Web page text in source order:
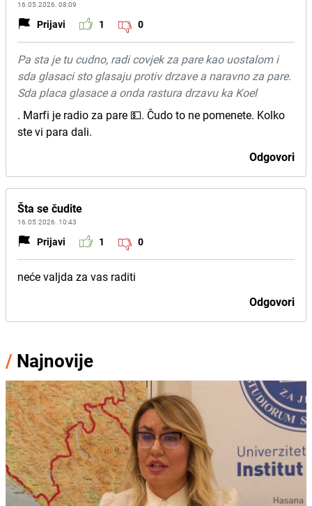
16.05.2026. 08:09
Prijavi 1 0
Pa sta je tu cudno, radi covjek za pare kao uostalom i
sda glasaci sto glasaju protiv drzave a naravno za pare.
Sda placa glasace a onda rastura drzavu ka Koel
. Marfi je radio za pare 💵. Čudo to ne pomenete. Kolko
ste vi para dali.
Odgovori
Šta se čudite
16.05.2026. 10:43
Prijavi 1 0
neće valjda za vas raditi
Odgovori
/ Najnovije